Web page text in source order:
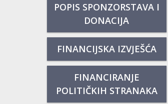
POPIS SPONZORSTAVA I
DONACIJA
FINANCIJSKA IZVJEŠĆA
FINANCIRANJE
POLITIČKIH STRANAKA